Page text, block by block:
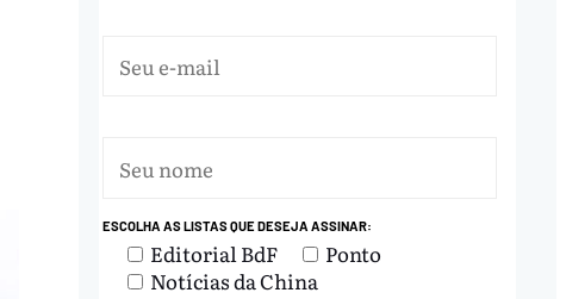
ESCOLHA AS LISTAS QUE DESEJA ASSINAR:
Editorial BdF
Ponto
Notícias da China